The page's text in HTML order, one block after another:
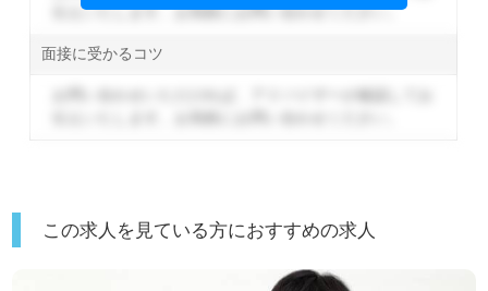
伝えいたします。お気軽にお問い合わせください。
面接に受かるコツ
この求人を見ている方におすすめの求人